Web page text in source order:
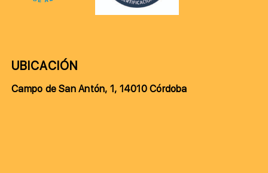
UBICACIÓN
Campo de San Antón, 1, 14010 Córdoba